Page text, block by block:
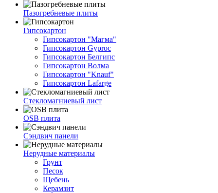
Пазогребневые плиты
Гипсокартон
Гипсокартон "Магма"
Гипсокартон Gyproc
Гипсокартон Белгипс
Гипсокартон Волма
Гипсокартон "Knauf"
Гипсокартон Lafarge
Стекломагниевый лист
OSB плита
Сэндвич панели
Нерудные материалы
Грунт
Песок
Щебень
Керамзит